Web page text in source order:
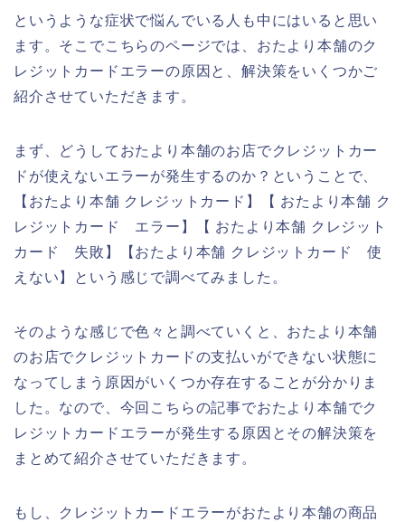
というような症状で悩んでいる人も中にはいると思い
ます。そこでこちらのページでは、おたより本舗のク
レジットカードエラーの原因と、解決策をいくつかご
紹介させていただきます。
まず、どうしておたより本舗のお店でクレジットカー
ドが使えないエラーが発生するのか？ということで、
【おたより本舗 クレジットカード】【 おたより本舗 ク
レジットカード エラー】【 おたより本舗 クレジット
カード 失敗】【おたより本舗 クレジットカード 使
えない】という感じで調べてみました。
そのような感じで色々と調べていくと、おたより本舗
のお店でクレジットカードの支払いができない状態に
なってしまう原因がいくつか存在することが分かりま
した。なので、今回こちらの記事でおたより本舗でク
レジットカードエラーが発生する原因とその解決策を
まとめて紹介させていただきます。
もし、クレジットカードエラーがおたより本舗の商品